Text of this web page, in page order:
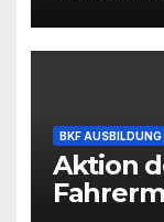
BKF AUSBILDUNG
Aktion